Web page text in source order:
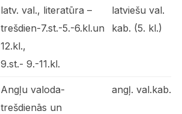
latv. val., literatūra –
trešdien-7.st.-5.-6.kl.un
12.kl.,
9.st.- 9.-11.kl.
latviešu val.
kab. (5. kl.)
Angļu valoda-
trešdienās un
angļ. val.kab.